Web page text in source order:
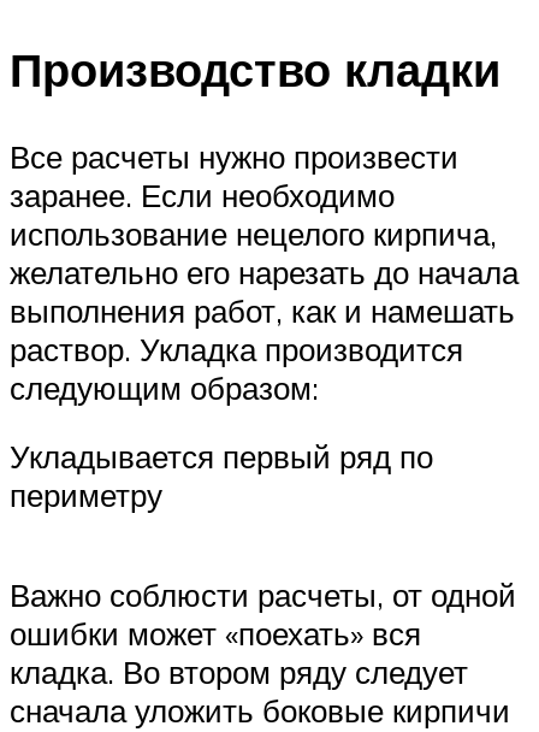
Производство кладки
Все расчеты нужно произвести
заранее. Если необходимо
использование нецелого кирпича,
желательно его нарезать до начала
выполнения работ, как и намешать
раствор. Укладка производится
следующим образом:
Укладывается первый ряд по
периметру
Важно соблюсти расчеты, от одной
ошибки может «поехать» вся
кладка. Во втором ряду следует
сначала уложить боковые кирпичи